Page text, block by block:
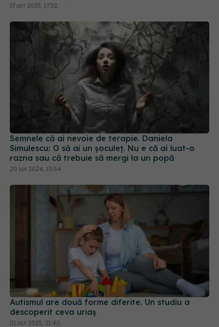
17 oct 2025, 17:52
Semnele că ai nevoie de terapie. Daniela
Simulescu: O să ai un șoculeț. Nu e că ai luat-o
razna sau că trebuie să mergi la un popă
20 iun 2024, 10:54
Autismul are două forme diferite. Un studiu a
descoperit ceva uriaș
01 oct 2025, 21:40